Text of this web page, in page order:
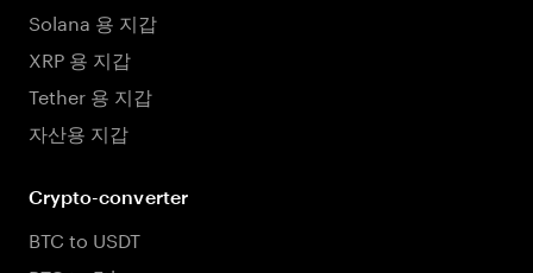
Solana 용 지갑
XRP 용 지갑
Tether 용 지갑
자산용 지갑
Crypto-converter
BTC to USDT